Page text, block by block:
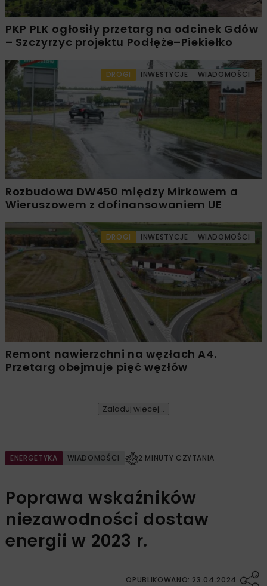
PKP PLK ogłosiły przetarg na odcinek Gdów
– Szczyrzyc projektu Podłęże–Piekiełko
DROGI INWESTYCJE WIADOMOŚCI
Rozbudowa DW450 między Mirkowem a
Wieruszowem z dofinansowaniem UE
DROGI INWESTYCJE WIADOMOŚCI
Remont nawierzchni na węzłach A4.
Przetarg obejmuje pięć węzłów
Załaduj więcej...
ENERGETYKA WIADOMOŚCI 2 MINUTY CZYTANIA
Poprawa wskaźników
niezawodności dostaw
energii w 2023 r.
OPUBLIKOWANO: 23.04.2024